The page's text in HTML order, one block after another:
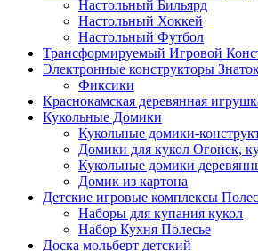
Настольный Бильярд
Настольный Хоккей
Настольный Футбол
Трансформируемый Игровой
Электронные конструкторы
Фиксики
Краснокамская деревянная
Кукольные Домики
Кукольные домики-
Домики для кукол Огонек,
Кукольные домики
Домик из картона
Детские игровые комплексы
Наборы для купания кукол
Набор Кухня Полесье
Доска мольберт детский